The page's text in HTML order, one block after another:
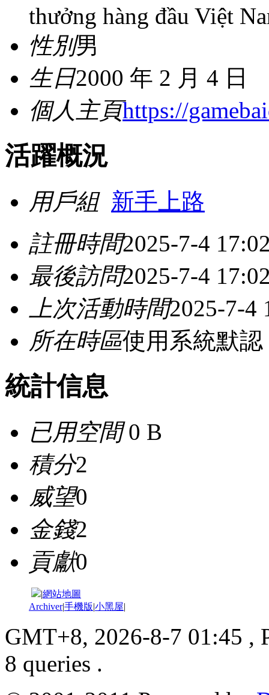
thưởng hàng đầu Việt
性別男
生日2000 年 2 月 4 日
個人主頁https://
活躍概況
用戶組 新手上路
註冊時間2025-7-4
最後訪問2025-7-4
上次活動時間2025-7-4
所在時區使用系統默認
統計信息
已用空間0 B
積分2
威望0
金錢2
貢獻0
|網站地圖
Archiver|手機版|小黑屋|
GMT+8, 2026-8-7 01:45 ,
8 queries .